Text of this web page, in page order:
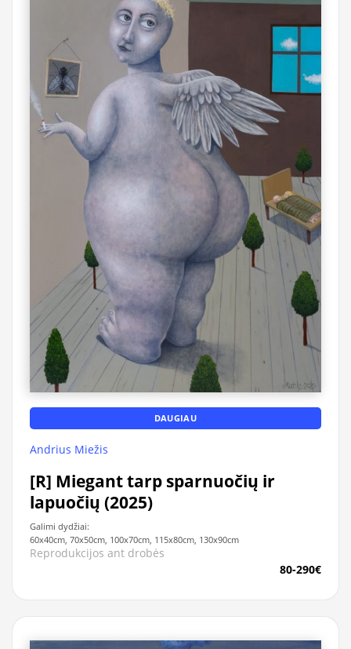
DAUGIAU
Andrius Miežis
[R] Miegant tarp sparnuočių ir
lapuočių (2025)
Galimi dydžiai:
60x40cm, 70x50cm, 100x70cm, 115x80cm, 130x90cm
Reprodukcijos ant drobės
80-290€